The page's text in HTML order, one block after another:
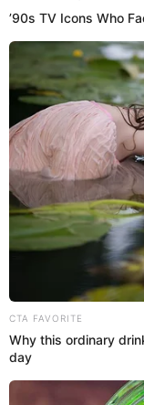
07 Jun 2022 | 22:41 h
La película
sus propios
La esperada película,
historia de origen de
Cine y Series TV El